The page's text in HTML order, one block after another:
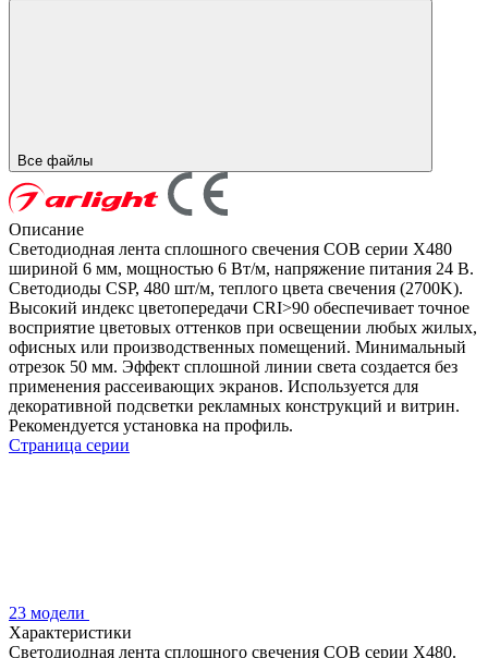
Все файлы
Описание
Светодиодная лента сплошного свечения COB серии X480
шириной 6 мм, мощностью 6 Вт/м, напряжение питания 24 В.
Светодиоды CSP, 480 шт/м, теплого цвета свечения (2700K).
Высокий индекс цветопередачи CRI>90 обеспечивает точное
восприятие цветовых оттенков при освещении любых жилых,
офисных или производственных помещений. Минимальный
отрезок 50 мм. Эффект сплошной линии света создается без
применения рассеивающих экранов. Используется для
декоративной подсветки рекламных конструкций и витрин.
Рекомендуется установка на профиль.
Страница серии
23 модели
Характеристики
Светодиодная лента сплошного свечения COB серии X480.